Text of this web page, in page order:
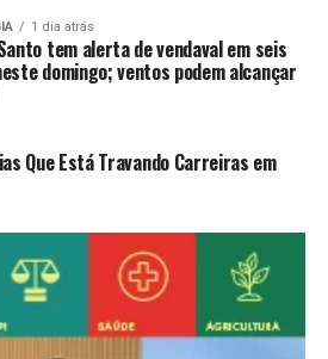
1 dia atrás
tem alerta de vendaval em seis
domingo; ventos podem alcançar
Que Está Travando Carreiras em